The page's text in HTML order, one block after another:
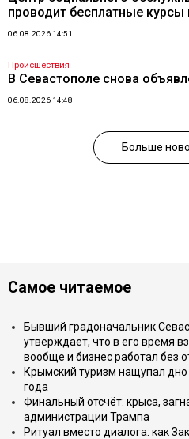
проводит бесплатные
06.08.2026 14:51
Происшествия
В Севастополе снова
06.08.2026 14:48
Больше
Самое читаемое
Бывший градоначальник
утверждает, что в его время
вообще и бизнес работал без
Крымский туризм нащупал
года
Финальный отсчёт: крыса,
администрации Трампа
Ритуал вместо диалога: как